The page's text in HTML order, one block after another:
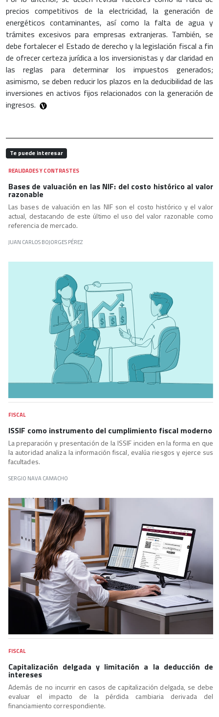
precios competitivos de la electricidad, la generación de
energéticos contaminantes, así como la falta de agua y
trámites excesivos para empresas extranjeras. También, se
debe fortalecer el Estado de derecho y la legislación fiscal a fin
de ofrecer certeza jurídica a los inversionistas y dar claridad en
las reglas para determinar los impuestos generados;
asimismo, se deben reducir los plazos en la deducibilidad de las
inversiones en activos fijos relacionados con la generación de
ingresos.
Te puede interesar
REALIDADES Y CONTRASTES
Bases de valuación en las NIF: del costo histórico al valor
razonable
Las bases de valuación en las NIF son el costo histórico y el valor
actual, destacando de este último el uso del valor razonable como
referencia de mercado.
JUAN CARLOS BOJORGES PÉREZ
FISCAL
ISSIF como instrumento del cumplimiento fiscal moderno
La preparación y presentación de la ISSIF inciden en la forma en que
la autoridad analiza la información fiscal, evalúa riesgos y ejerce sus
facultades.
SERGIO NAVA CAMACHO
FISCAL
Capitalización delgada y limitación a la deducción de
intereses
Además de no incurrir en casos de capitalización delgada, se debe
evaluar el impacto de la pérdida cambiaria derivada del
financiamiento correspondiente.